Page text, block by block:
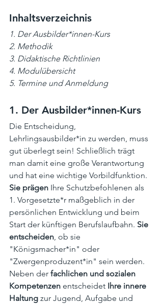
Inhaltsverzeichnis
1. Der Ausbilder*innen-Kurs
2. Methodik
3. Didaktische Richtlinien
4. Modulübersicht
5. Termine und Anmeldung
1. Der Ausbilder*innen-Kurs
Die Entscheidung,
Lehrlingsausbilder*in zu werden, muss
gut überlegt sein! Schließlich trägt
man damit eine große Verantwortung
und hat eine wichtige Vorbildfunktion.
Sie prägen Ihre Schutzbefohlenen als
1. Vorgesetzte*r maßgeblich in der
persönlichen Entwicklung und beim
Start der künftigen Berufslaufbahn. Sie
entscheiden, ob sie
"Königsmacher*in" oder
"Zwergenproduzent*in" sein werden.
Neben der fachlichen und sozialen
Kompetenzen entscheidet Ihre innere
Haltung zur Jugend, Aufgabe und